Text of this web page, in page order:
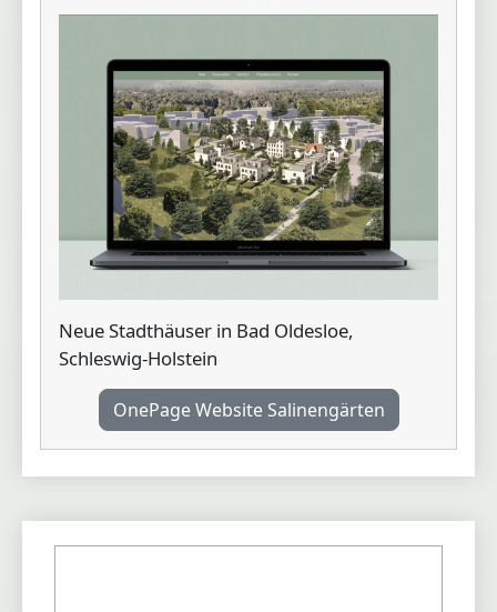
Neue Stadthäuser in Bad Oldesloe,
Schleswig-Holstein
OnePage Website Salinengärten